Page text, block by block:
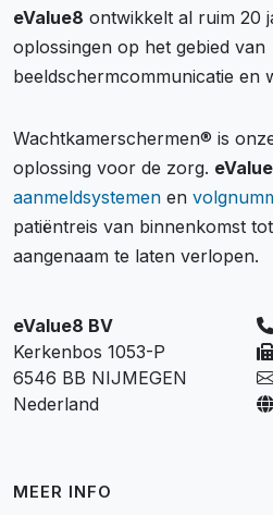
eValue8 ontwikkelt al ruim 20
oplossingen op het gebied van
beeldschermcommunicatie en
Wachtkamerschermen® is
oplossing voor de zorg.
aanmeldsystemen en
patiëntreis van binnenkomst
aangenaam te laten verlopen.
eValue8 BV
Kerkenbos 1053-P
6546 BB NIJMEGEN
Nederland
MEER INFO